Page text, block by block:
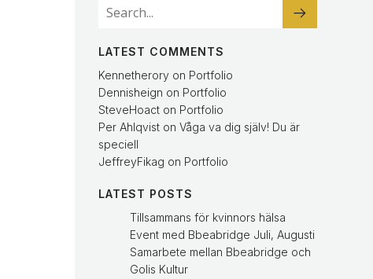
LATEST COMMENTS
Kennetherory on Portfolio
Dennisheign on Portfolio
SteveHoact on Portfolio
Per Ahlqvist on Våga va dig själv! Du är
speciell
JeffreyFikag on Portfolio
LATEST POSTS
Tillsammans för kvinnors hälsa
Event med Bbeabridge Juli, Augusti
Samarbete mellan Bbeabridge och
Golis Kultur